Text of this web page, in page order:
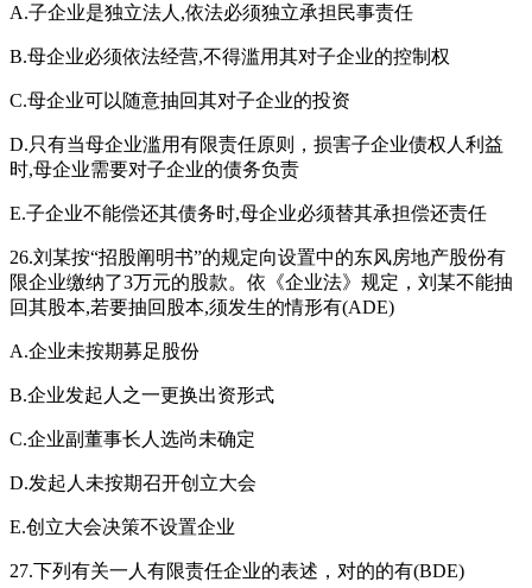
A.子企业是独立法人,依法必须独立承担民事责任
B.母企业必须依法经营,不得滥用其对子企业的控制权
C.母企业可以随意抽回其对子企业的投资
D.只有当母企业滥用有限责任原则，损害子企业债权人利益
时,母企业需要对子企业的债务负责
E.子企业不能偿还其债务时,母企业必须替其承担偿还责任
26.刘某按“招股阐明书”的规定向设置中的东风房地产股份有
限企业缴纳了3万元的股款。依《企业法》规定，刘某不能抽
回其股本,若要抽回股本,须发生的情形有(ADE)
A.企业未按期募足股份
B.企业发起人之一更换出资形式
C.企业副董事长人选尚未确定
D.发起人未按期召开创立大会
E.创立大会决策不设置企业
27.下列有关一人有限责任企业的表述，对的的有(BDE)